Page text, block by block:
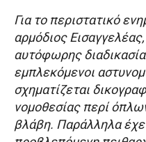
Για το περιστατικό
αρμόδιος
αυτόφωρης
εμπλεκόμενοι
σχηματίζεται
νομοθεσίας περί
βλάβη. Παράλληλα